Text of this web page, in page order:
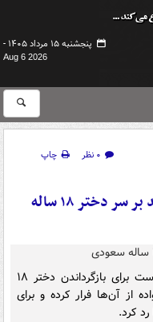
پنجشنبه ۱۵ مرداد ۱۴۰۵ -
Aug 6 2026
۰ نظر
چاپ
ادامه کشمکش‌ عربستان و تایلند بر سر دختر ۱۸ ساله
سفارت عربستان در تایلند هرگونه درخواست برای بازگرداندن دختر ۱۸
از آن‌ها فرار کرده و برای
رد کرد.